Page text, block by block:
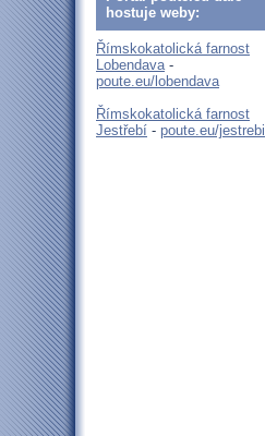
hostuje weby:
Římskokatolická farnost
Lobendava-
poute.eu/lobendava
Římskokatolická farnost
Jestřebí - poute.eu/jestrebi